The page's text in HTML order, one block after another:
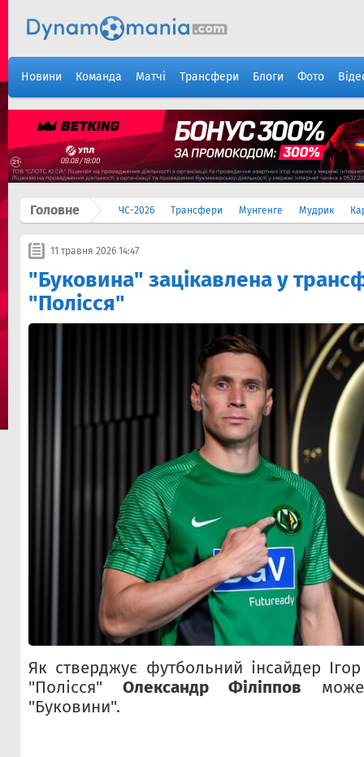
Новини Команда Матчі Трансфери Блоги Фото
Головне ЧС-2026 Трансфери Мунгенге Мудрик
11 травня 2026 14:47
"Буковина" зацікавлена у
"Полісся"
Як стверджує футбольний інсайдер
"Полісся" Олександр Філіппов може
"Буковини".